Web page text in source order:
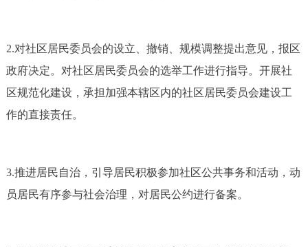
2.对社区居民委员会的设立、撤销、规模调整提出意见，报区
政府决定。对社区居民委员会的选举工作进行指导。开展社
区规范化建设，承担加强本辖区内的社区居民委员会建设工
作的直接责任。
3.推进居民自治，引导居民积极参加社区公共事务和活动，动
员居民有序参与社会治理，对居民公约进行备案。